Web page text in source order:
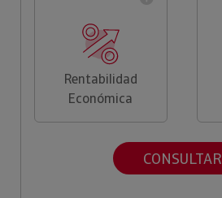
Rentabilidad
Económica
CONSULTAR